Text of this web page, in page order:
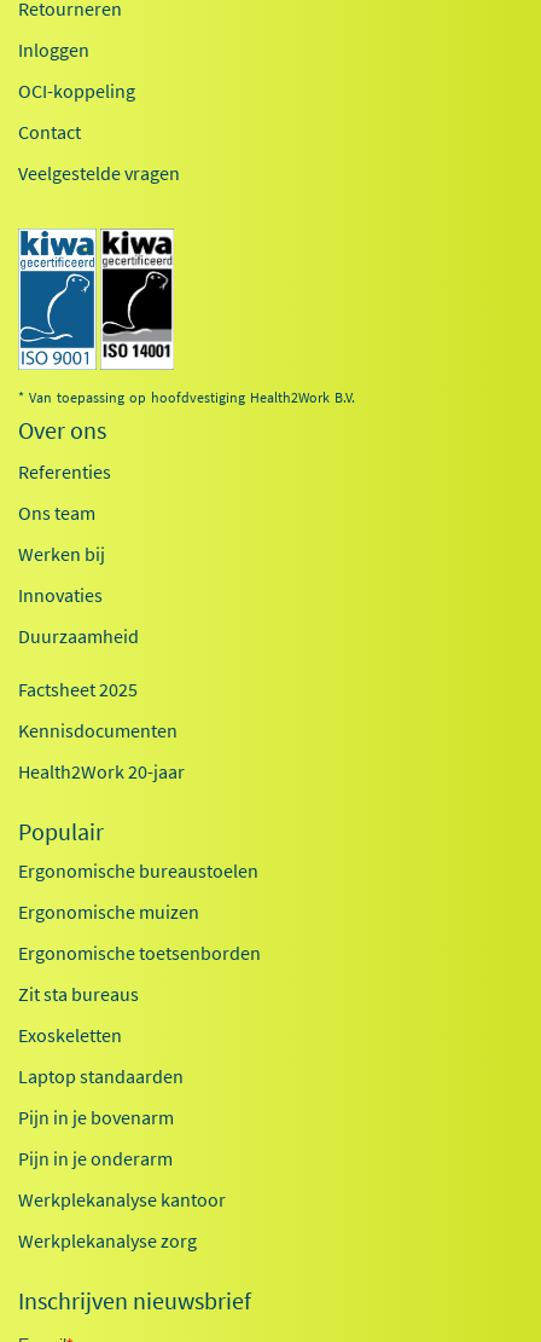
Retourneren
Inloggen
OCI-koppeling
Contact
Veelgestelde vragen
* Van toepassing op hoofdvestiging Health2Work B.V.
Over ons
Referenties
Ons team
Werken bij
Innovaties
Duurzaamheid
Factsheet 2025
Kennisdocumenten
Health2Work 20-jaar
Populair
Ergonomische bureaustoelen
Ergonomische muizen
Ergonomische toetsenborden
Zit sta bureaus
Exoskeletten
Laptop standaarden
Pijn in je bovenarm
Pijn in je onderarm
Werkplekanalyse kantoor
Werkplekanalyse zorg
Inschrijven nieuwsbrief